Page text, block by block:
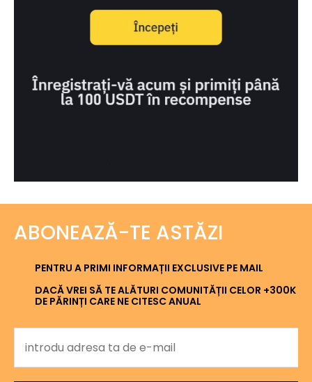
ABONEAZĂ-TE ASTĂZI
PENTRU A PRIMI INFORMAȚII EXCLUSIVE PE MAIL
DACĂ VREI SĂ TE ALĂTURI COMUNITĂȚII CELOR +300K
DE PĂRINȚI CARE NE CITESC ANUAL